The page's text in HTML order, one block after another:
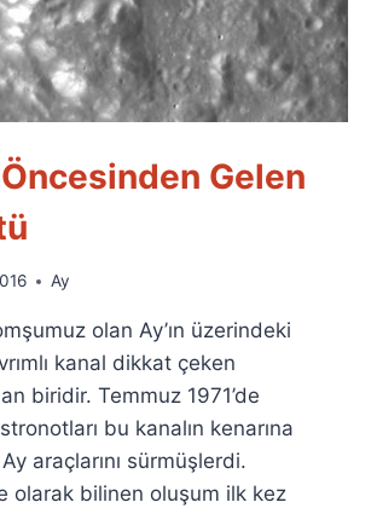
Öncesinden Gelen
Ay
olan Ay’ın üzerindeki
kanal dikkat çeken
biridir. Temmuz 1971’de
bu kanalın kenarına
araçlarını sürmüşlerdi.
olarak bilinen oluşum ilk kez